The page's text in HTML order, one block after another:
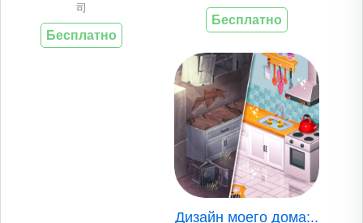
司
Бесплатно
Бесплатно
Дизайн моего дома:..